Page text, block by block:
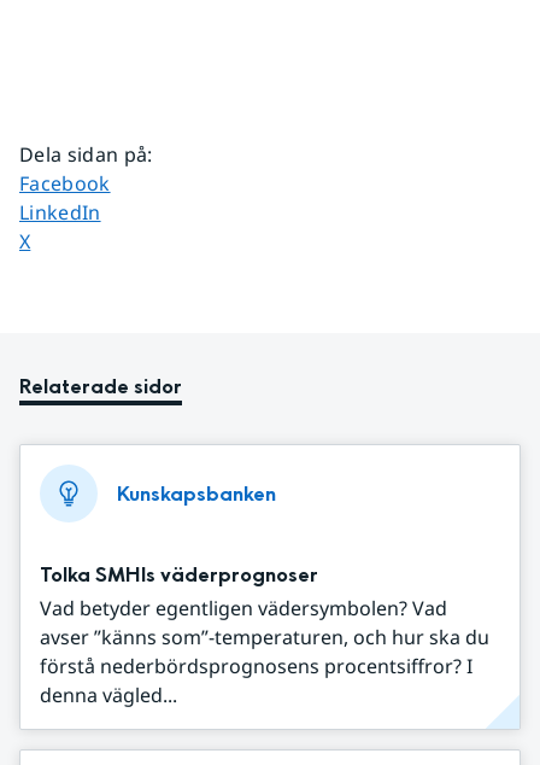
Dela sidan på:
Dela sidan på
Facebook
Dela sidan på
LinkedIn
Dela sidan på
X
Relaterade sidor
Kunskapsbanken
Tolka SMHIs väderprognoser
Vad betyder egentligen vädersymbolen? Vad
avser ”känns som”-temperaturen, och hur ska du
förstå nederbördsprognosens procentsiffror? I
denna vägled...